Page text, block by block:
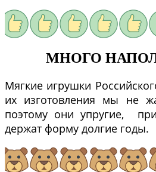
МНОГО
Мягкие игрушки
их изготовления мы не
поэтому они упругие,
держат форму долгие годы.